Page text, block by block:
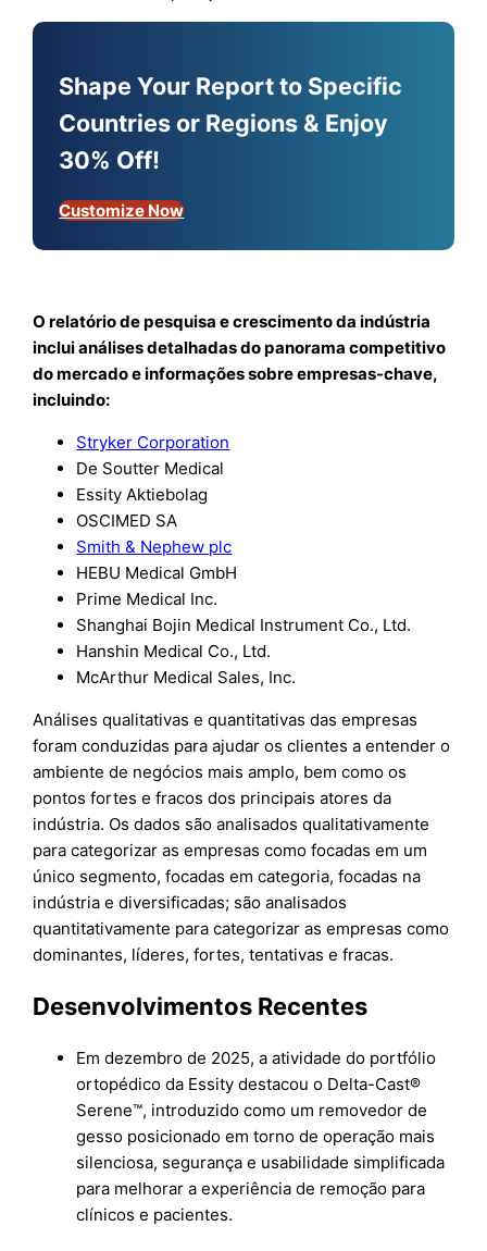
Shape Your Report to Specific
Countries or Regions & Enjoy
30% Off!
Customize Now
O relatório de pesquisa e crescimento da indústria
inclui análises detalhadas do panorama competitivo
do mercado e informações sobre empresas-chave,
incluindo:
Stryker Corporation
De Soutter Medical
Essity Aktiebolag
OSCIMED SA
Smith & Nephew plc
HEBU Medical GmbH
Prime Medical Inc.
Shanghai Bojin Medical Instrument Co., Ltd.
Hanshin Medical Co., Ltd.
McArthur Medical Sales, Inc.
Análises qualitativas e quantitativas das empresas
foram conduzidas para ajudar os clientes a entender o
ambiente de negócios mais amplo, bem como os
pontos fortes e fracos dos principais atores da
indústria. Os dados são analisados qualitativamente
para categorizar as empresas como focadas em um
único segmento, focadas em categoria, focadas na
indústria e diversificadas; são analisados
quantitativamente para categorizar as empresas como
dominantes, líderes, fortes, tentativas e fracas.
Desenvolvimentos Recentes
Em dezembro de 2025, a atividade do portfólio
ortopédico da Essity destacou o Delta-Cast®
Serene™, introduzido como um removedor de
gesso posicionado em torno de operação mais
silenciosa, segurança e usabilidade simplificada
para melhorar a experiência de remoção para
clínicos e pacientes.